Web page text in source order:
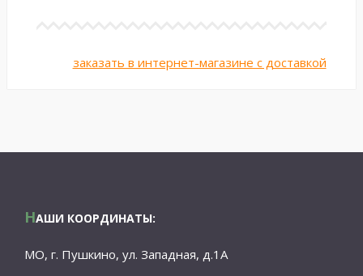
заказать в интернет-магазине с доставкой
НАШИ КООРДИНАТЫ:
МО, г. Пушкино, ул. Западная, д.1А